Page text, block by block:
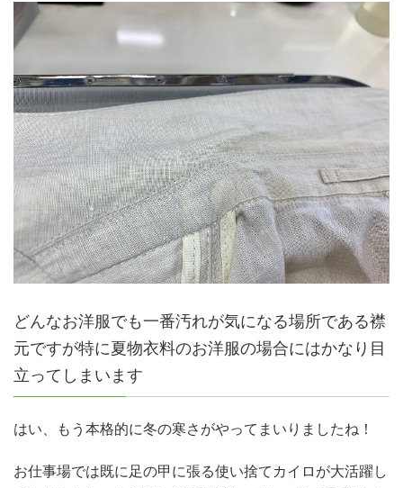
どんなお洋服でも一番汚れが気になる場所である襟
元ですが特に夏物衣料のお洋服の場合にはかなり目
立ってしまいます
はい、もう本格的に冬の寒さがやってまいりましたね！
お仕事場では既に足の甲に張る使い捨てカイロが大活躍し